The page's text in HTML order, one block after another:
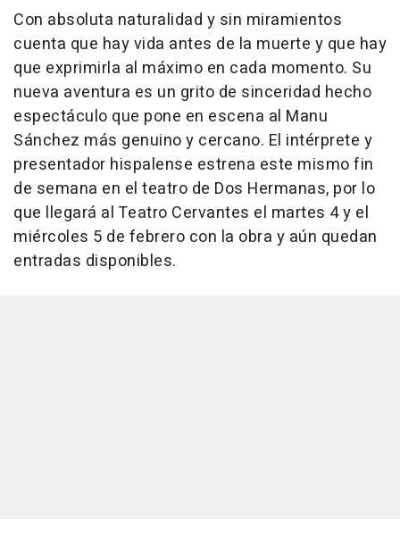
Con absoluta naturalidad y sin miramientos
cuenta que hay vida antes de la muerte y que hay
que exprimirla al máximo en cada momento. Su
nueva aventura es un grito de sinceridad hecho
espectáculo que pone en escena al Manu
Sánchez más genuino y cercano. El intérprete y
presentador hispalense estrena este mismo fin
de semana en el teatro de Dos Hermanas, por lo
que llegará al Teatro Cervantes el martes 4 y el
miércoles 5 de febrero con la obra y aún quedan
entradas disponibles.